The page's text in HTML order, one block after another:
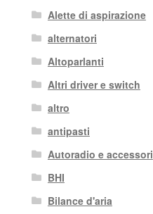
Alette di aspirazione
alternatori
Altoparlanti
Altri driver e switch
altro
antipasti
Autoradio e accessori
BHI
Bilance d'aria